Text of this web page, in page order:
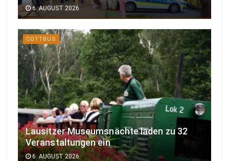
6. AUGUST 2026
COTTBUS
Lausitzer Museumsnächte laden zu 32
Veranstaltungen ein
6. AUGUST 2026